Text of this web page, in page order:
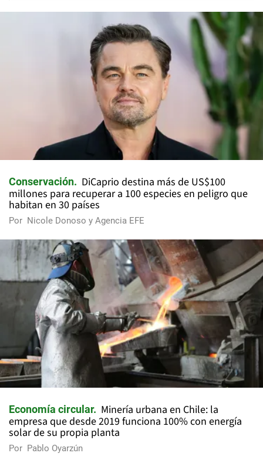
Conservación
DiCaprio destina más de US$100
millones para recuperar a 100 especies en peligro que
habitan en 30 países
Por Nicole Donoso y Agencia EFE
Economía circular
Minería urbana en Chile: la
empresa que desde 2019 funciona 100% con energía
solar de su propia planta
Por Pablo Oyarzún